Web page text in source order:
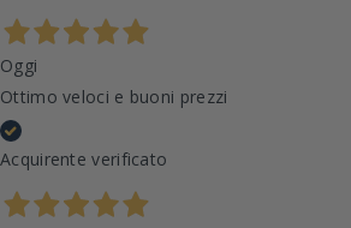
Oggi
Ottimo veloci e buoni prezzi
Acquirente verificato